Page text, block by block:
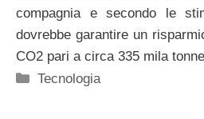
compagnia e secondo le
dovrebbe garantire un
CO2 pari a circa 335 mila
Categorie
Tecnologia